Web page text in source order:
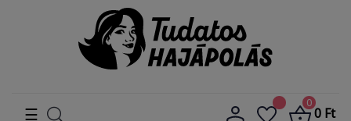
0
0 Ft
Toggle
☰